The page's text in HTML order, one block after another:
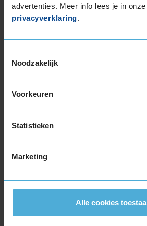
advertenties. Meer info lees je in onze
privacyverklaring.
Noodzakelijk
Voorkeuren
Statistieken
Marketing
Alle cookies
De band heeft een extern
met A-notering, wat betekent
Wil je nog meer informatie over
bandenlabel van deze band, klik
bandenmaat omvang